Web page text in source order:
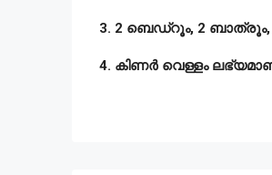
3. 2 ബെഡ്‌റൂം, 2 ബാത്രൂം,
4. കിണർ വെള്ളം